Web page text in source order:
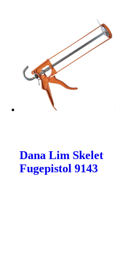
Dana Lim Skelet
Fugepistol 9143